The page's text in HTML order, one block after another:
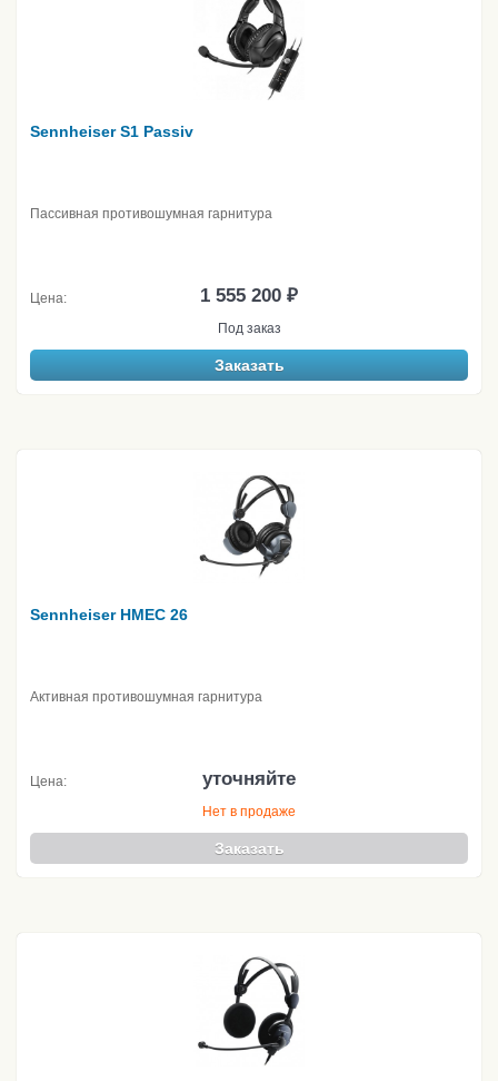
Sennheiser S1 Passiv
Пассивная противошумная гарнитура
Цена: 1 555 200 ₽
Под заказ
Заказать
Sennheiser HMEC 26
Активная противошумная гарнитура
Цена: уточняйте
Нет в продаже
Заказать